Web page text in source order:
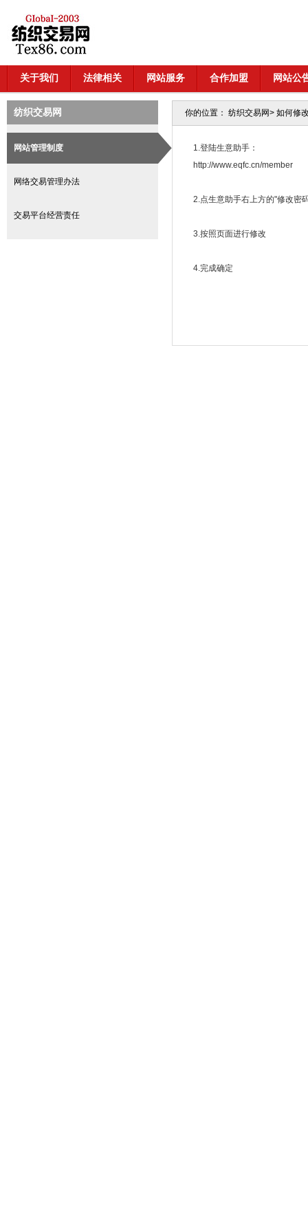
关于我们 法律相关 网站服务 合作加盟 网站公
纺织交易网
网站管理制度
网络交易管理办法
交易平台经营责任
你的位置： 纺织交易网> 如何修
1.登陆生意助手：
http://www.eqfc.cn/member
2.点生意助手右上方的"修改密
3.按照页面进行修改
4.完成确定